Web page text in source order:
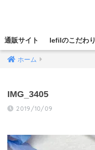
通販サイト lefilのこだわり
ホーム
IMG_3405
2019/10/09